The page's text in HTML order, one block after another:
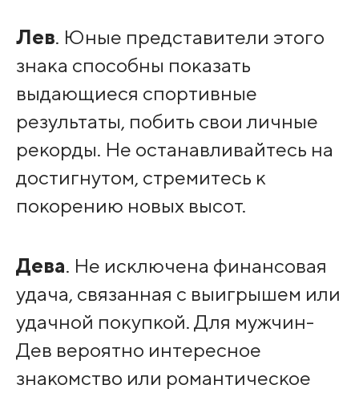
Лев. Юные представители этого
знака способны показать
выдающиеся спортивные
результаты, побить свои личные
рекорды. Не останавливайтесь на
достигнутом, стремитесь к
покорению новых высот.
Дева. Не исключена финансовая
удача, связанная с выигрышем или
удачной покупкой. Для мужчин-
Дев вероятно интересное
знакомство или романтическое